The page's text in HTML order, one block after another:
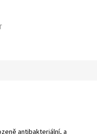
antibakteriální, a